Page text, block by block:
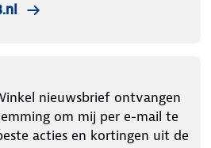
nieuwsbrief ontvangen
om mij per e-mail te
acties en kortingen uit de